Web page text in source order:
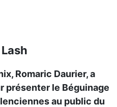
Romaric Daurier, a
présenter le Béguinage
au public du